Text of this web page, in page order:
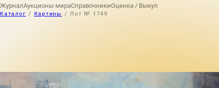
ЖурналАукционы мираСправочникиОценка / Выкуп
Каталог / Картины / Лот № 1749